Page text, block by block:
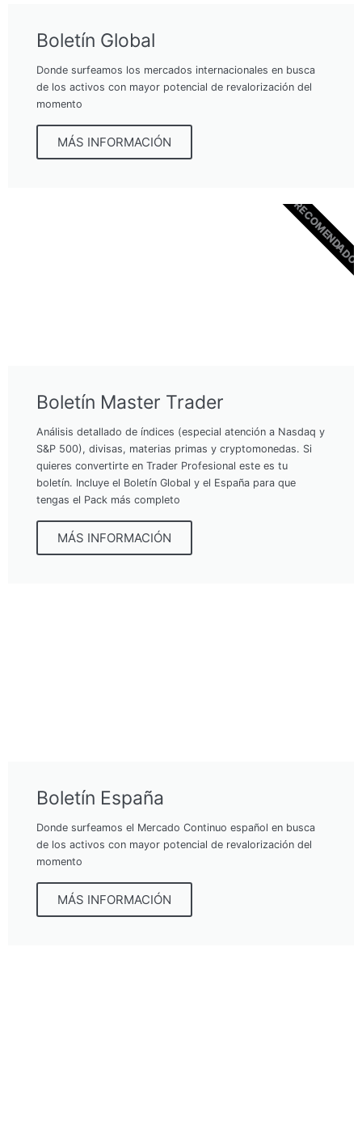
Boletín Global
Donde surfeamos los mercados internacionales en busca
de los activos con mayor potencial de revalorización del
momento
MÁS INFORMACIÓN
Boletín Master Trader
Análisis detallado de índices (especial atención a Nasdaq y
S&P 500), divisas, materias primas y cryptomonedas. Si
quieres convertirte en Trader Profesional este es tu
boletín. Incluye el Boletín Global y el España para que
tengas el Pack más completo
MÁS INFORMACIÓN
RECOMENDADO
Boletín España
Donde surfeamos el Mercado Continuo español en busca
de los activos con mayor potencial de revalorización del
momento
MÁS INFORMACIÓN